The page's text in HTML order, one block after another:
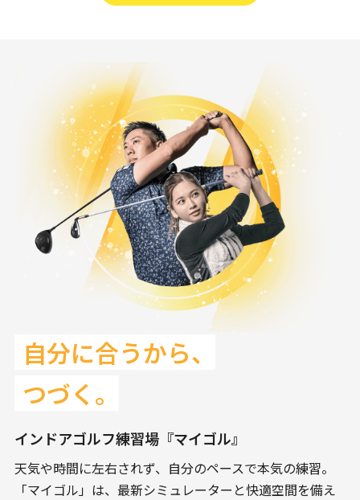
自分に合うから、
つづく。
インドアゴルフ練習場『マイゴル』
天気や時間に左右されず、自分のペースで本気の練習。
「マイゴル」は、最新シミュレーターと快適空間を備え